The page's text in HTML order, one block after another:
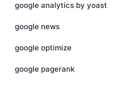
google analytics by yoast
google news
google optimize
google pagerank